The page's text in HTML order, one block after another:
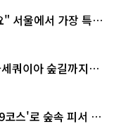
서울에서 가장 특별
쿼이아 숲길까지…
스'로 숲속 피서 떠